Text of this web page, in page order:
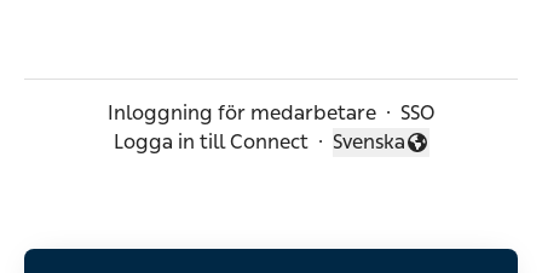
Inloggning för medarbetare · SSO
Logga in till Connect ·
Byt språk
Svenska